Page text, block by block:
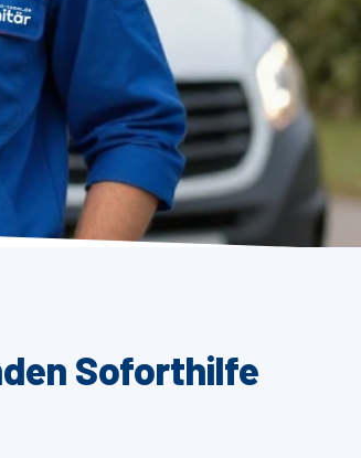
Soforthilfe